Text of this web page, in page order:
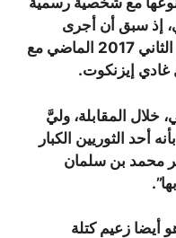
إذ سبق أن أجرى
مقابلة مماثلة في نوفمبر/تشرين الثاني 2017 الماضي مع
غادي إيزنكوت.
خلال المقابلة، وليَّ
أحد الثوريين الكبار
محمد بن سلمان
أيضا زعيم كتلة